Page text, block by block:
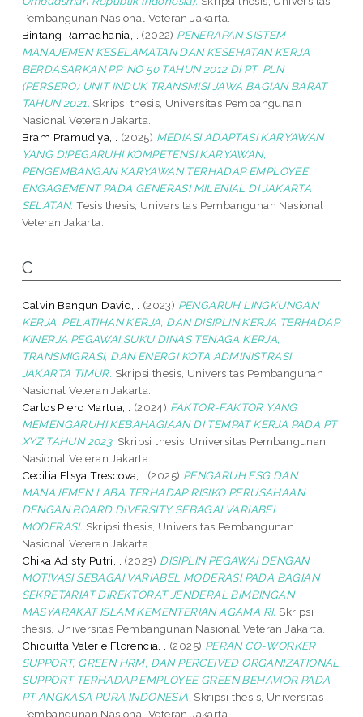
Pembangunan Nasional Veteran Jakarta.
Bintang Ramadhania, .
(2022) PENERAPAN SISTEM
MANAJEMEN KESELAMATAN DAN KESEHATAN KERJA
BERDASARKAN PP. NO 50 TAHUN 2012 DI PT. PLN
(PERSERO) UNIT INDUK TRANSMISI JAWA BAGIAN BARAT
TAHUN 2021. Skripsi thesis, Universitas Pembangunan
Nasional Veteran Jakarta.
Bram Pramudiya, .
(2025) MEDIASI ADAPTASI KARYAWAN
YANG DIPEGARUHI KOMPETENSI KARYAWAN,
PENGEMBANGAN KARYAWAN TERHADAP EMPLOYEE
ENGAGEMENT PADA GENERASI MILENIAL DI JAKARTA
SELATAN. Tesis thesis, Universitas Pembangunan Nasional
Veteran Jakarta.
C
Calvin Bangun David, . (2023) PENGARUH LINGKUNGAN
KERJA, PELATIHAN KERJA, DAN DISIPLIN KERJA TERHADAP
KINERJA PEGAWAI SUKU DINAS TENAGA KERJA,
TRANSMIGRASI, DAN ENERGI KOTA ADMINISTRASI
JAKARTA TIMUR. Skripsi thesis, Universitas Pembangunan
Nasional Veteran Jakarta.
Carlos Piero Martua, .
(2024) FAKTOR-FAKTOR YANG
MEMENGARUHI KEBAHAGIAAN DI TEMPAT KERJA PADA PT
XYZ TAHUN 2023. Skripsi thesis, Universitas Pembangunan
Nasional Veteran Jakarta.
Cecilia Elsya Trescova, .
(2025) PENGARUH ESG DAN
MANAJEMEN LABA TERHADAP RISIKO PERUSAHAAN
DENGAN BOARD DIVERSITY SEBAGAI VARIABEL
MODERASI. Skripsi thesis, Universitas Pembangunan
Nasional Veteran Jakarta.
Chika Adisty Putri, .
(2023) DISIPLIN PEGAWAI DENGAN
MOTIVASI SEBAGAI VARIABEL MODERASI PADA BAGIAN
SEKRETARIAT DIREKTORAT JENDERAL BIMBINGAN
MASYARAKAT ISLAM KEMENTERIAN AGAMA RI. Skripsi
thesis, Universitas Pembangunan Nasional Veteran Jakarta.
Chiquitta Valerie Florencia, .
(2025) PERAN CO-WORKER
SUPPORT, GREEN HRM, DAN PERCEIVED ORGANIZATIONAL
SUPPORT TERHADAP EMPLOYEE GREEN BEHAVIOR PADA
PT ANGKASA PURA INDONESIA. Skripsi thesis, Universitas
Pembangunan Nasional Veteran Jakarta.